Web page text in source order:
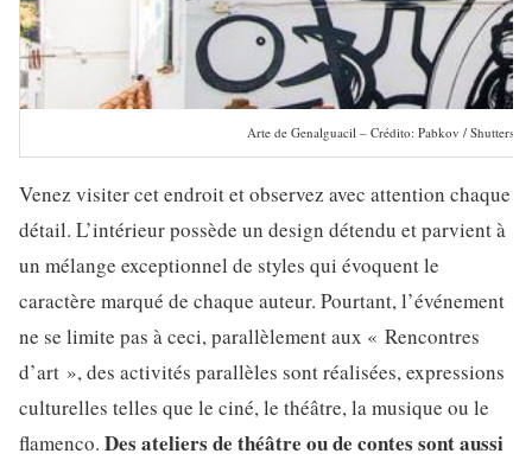
Arte de Genalguacil – Crédito: Pabkov /
Venez visiter cet endroit et observez avec attention chaque
détail. L’intérieur possède un design détendu et parvient à
un mélange exceptionnel de styles qui évoquent le
caractère marqué de chaque auteur. Pourtant, l’événement
ne se limite pas à ceci, parallèlement aux « Rencontres
d’art », des activités parallèles sont réalisées, expressions
culturelles telles que le ciné, le théâtre, la musique ou le
flamenco. Des ateliers de théâtre ou de contes sont aussi